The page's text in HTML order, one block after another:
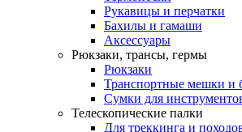
Рукавицы и перчатки
Бахилы и гамаши
Аксессуары
Рюкзаки, трансы, гермы
Рюкзаки
Транспортные мешки и
Сумки для
Телескопические палки
Для треккинга и